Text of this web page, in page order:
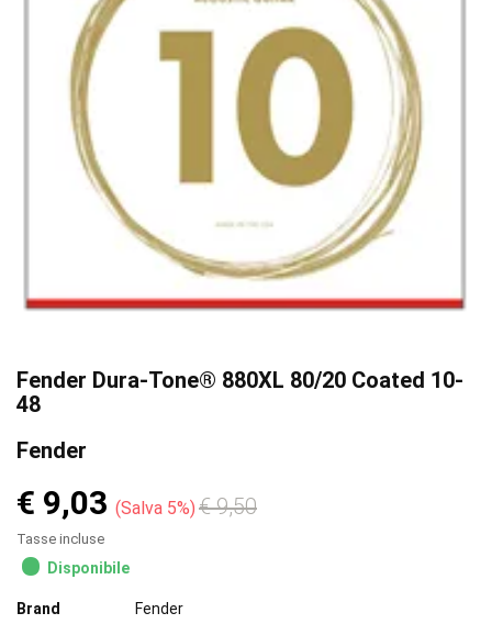
Fender Dura-Tone® 880XL 80/20 Coated 10-
48
Fender
€ 9,03 Salva 5% € 9,50
Tasse incluse
Disponibile
Brand
Fender